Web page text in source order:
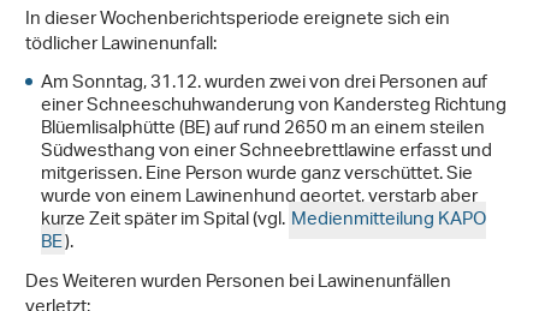
In dieser Wochenberichtsperiode ereignete sich ein
tödlicher Lawinenunfall:
Am Sonntag, 31.12. wurden zwei von drei Personen auf
einer Schneeschuhwanderung von Kandersteg Richtung
Blüemlisalphütte (BE) auf rund 2650 m an einem steilen
Südwesthang von einer Schneebrettlawine erfasst und
mitgerissen. Eine Person wurde ganz verschüttet. Sie
wurde von einem Lawinenhund geortet, verstarb aber
kurze Zeit später im Spital (vgl.Medienmitteilung KAPO
BE).
Des Weiteren wurden Personen bei Lawinenunfällen